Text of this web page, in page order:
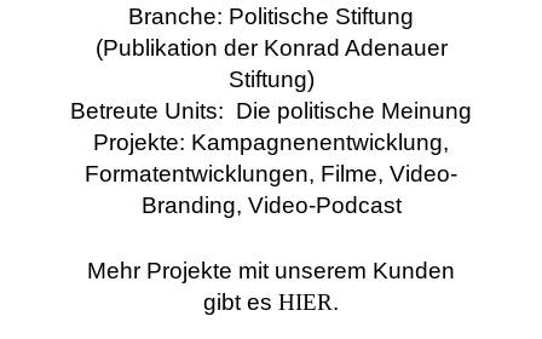
Branche: Politische Stiftung
(Publikation der Konrad Adenauer
Stiftung)
Betreute Units: Die politische Meinung
Projekte: Kampagnenentwicklung,
Formatentwicklungen, Filme, Video-
Branding, Video-Podcast
Mehr Projekte mit unserem Kunden
gibt es HIER.